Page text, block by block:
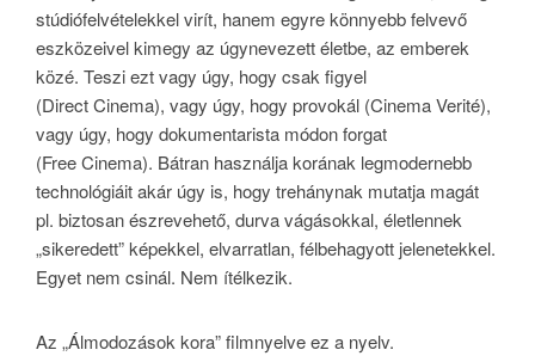
stúdiófelvételekkel virít, hanem egyre könnyebb felvevő
eszközeivel kimegy az úgynevezett életbe, az emberek
közé. Teszi ezt vagy úgy, hogy csak figyel
(Direct Cinema), vagy úgy, hogy provokál (Cinema Verité),
vagy úgy, hogy dokumentarista módon forgat
(Free Cinema). Bátran használja korának legmodernebb
technológiáit akár úgy is, hogy trehánynak mutatja magát
pl. biztosan észrevehető, durva vágásokkal, életlennek
„sikeredett” képekkel, elvarratlan, félbehagyott jelenetekkel.
Egyet nem csinál. Nem ítélkezik.
Az „Álmodozások kora” filmnyelve ez a nyelv.